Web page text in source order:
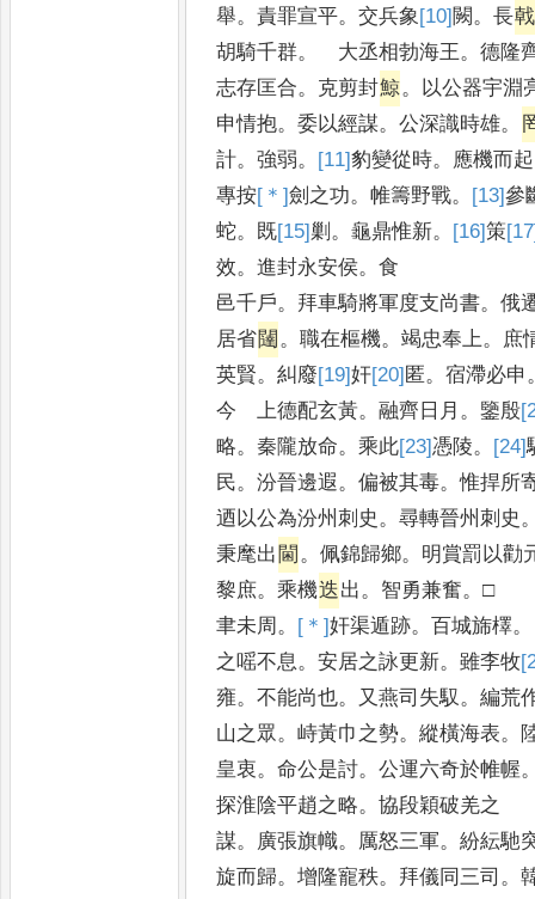
舉。責罪宣平。交兵象[10]闕 。長戟
胡騎千群。 大丞相勃海王。德隆
志存匡合。 克剪封鯨。
以公器宇淵
申情抱。委以經謀。公深識時雄。
計。強弱。 [11]豹變從時。 應機而起
專按[＊]劍 之功。帷籌野戰。 [13]參
蛇。 既[15]剿 。龜鼎惟新。 [16]策
效。進封永安侯。食
邑千戶。 拜車騎將軍度支尚書。俄
居省闥 。職在樞機。竭忠奉上 。
庶
英賢。糾廢[19]奸[20]匿。宿滯必申
今 上德配玄黃。融齊日月 。鑒殷
略。秦隴放命。乘此[23]憑陵。 [24]
民。汾晉邊遐 。偏被其毒。惟捍所
迺以公為汾州刺史 。尋轉晉州刺史
秉麾出 閫 。佩錦歸鄉。 明賞罰以勸
黎庶。乘機迭出 。 智勇兼奮。□
聿未周 。 [＊]奸渠遁跡。百城旆檡。
之嗂不息 。安居之詠更新。雖李牧
雍。不能尚也。 又燕司失馭 。編荒
山之眾 。峙黃巾之勢。縱橫海表。
皇衷。命公是討。公運六奇於帷幄
探淮陰平趙之略。協段穎破羌之
謀。 廣張旗幟。 厲怒三軍。紛紜馳
旋而歸。增隆寵秩。 拜儀同三司 。